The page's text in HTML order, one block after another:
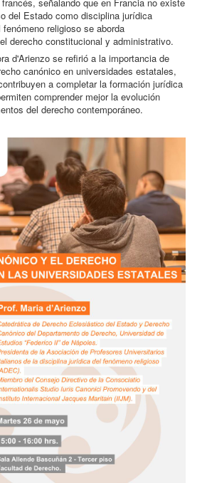
del Estado como disciplina jurídica
religioso se aborda
derecho constitucional y administrativo.
d'Arienzo se refirió a la importancia de
canónico en universidades estatales,
a completar la formación jurídica
comprender mejor la evolución
del derecho contemporáneo.